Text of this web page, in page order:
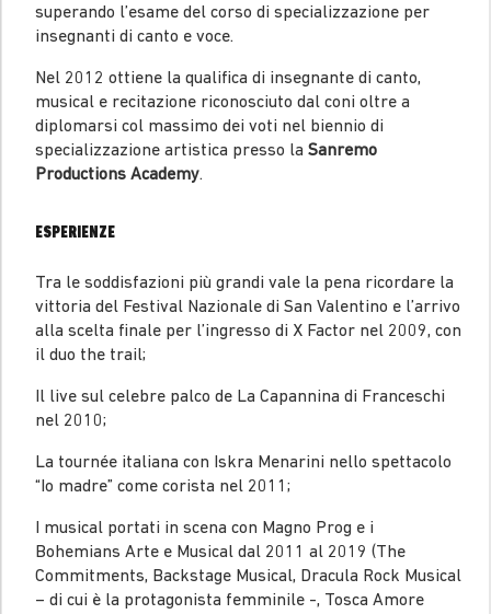
superando l’esame del corso di specializzazione per
insegnanti di canto e voce.
Nel 2012 ottiene la qualifica di insegnante di canto,
musical e recitazione riconosciuto dal coni oltre a
diplomarsi col massimo dei voti nel biennio di
specializzazione artistica presso la Sanremo
Productions Academy.
ESPERIENZE
Tra le soddisfazioni più grandi vale la pena ricordare la
vittoria del Festival Nazionale di San Valentino e l’arrivo
alla scelta finale per l’ingresso di X Factor nel 2009, con
il duo the trail;
Il live sul celebre palco de La Capannina di Franceschi
nel 2010;
La tournée italiana con Iskra Menarini nello spettacolo
“Io madre” come corista nel 2011;
I musical portati in scena con Magno Prog e i
Bohemians Arte e Musical dal 2011 al 2019 (The
Commitments, Backstage Musical, Dracula Rock Musical
– di cui è la protagonista femminile -, Tosca Amore